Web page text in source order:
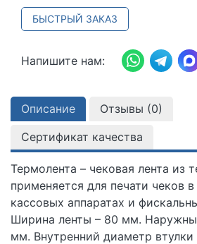
БЫСТРЫЙ ЗАКАЗ
Напишите нам:
Описание Отзывы (0)
Сертификат качества
Термолента – чековая лента из
применяется для печати чеков
кассовых аппаратах и
Ширина ленты – 80 мм.
мм. Внутренний диаметр